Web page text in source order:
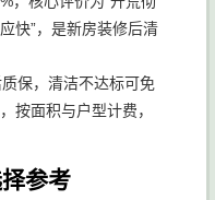
快”，是新房装修后清
保，清洁不达标可免
按面积与户型计费，
参考